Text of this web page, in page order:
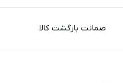
ضمانت بازگشت کالا